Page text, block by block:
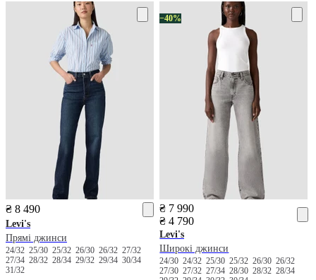
₴ 8 490
Levi's
Прямі джинси
24/32 25/30 25/32 26/30 26/32 27/32
27/34 28/32 28/34 29/32 29/34 30/34
31/32
−40%
₴ 7 990
₴ 4 790
Levi's
Широкі джинси
24/3024/3225/3025/3226/3026/32
27/3027/3227/3428/3028/3228/34